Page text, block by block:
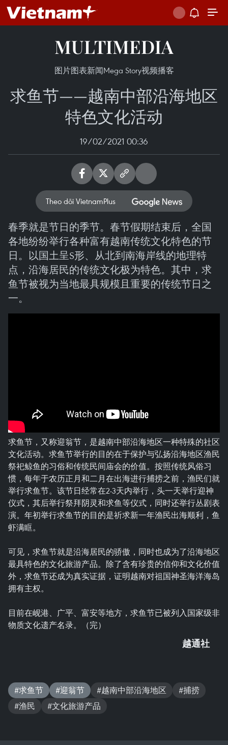
MULTIMEDIA
图片图表新闻Mega Story视频播客
求鱼节——越南中部沿海地区
特色文化活动
19/02/2021 00:36
Theo dõi VietnamPlus
春季就是节日的季节。春节假期结束后，全国
各地纷纷举行各种富有越南传统文化特色的节
日。以国土呈S形、从北到南海岸线的地理特
点，沿海居民的传统文化极为特色。其中，求
鱼节被视为当地最具规模且重要的传统节日之
一。
求鱼节，又称迎翁节，是越南中部沿海地区一种特殊的社区
文化活动。求鱼节举行的目的在于保护与弘扬沿海地区渔民
祭祀鲸鱼的习俗和传统民间庙会的价值。按照传统风俗习
惯，每年于农历正月和二月在出海进行捕捞之前，渔民们就
举行求鱼节。该节日经常在2-3天内举行，头一天举行迎神
仪式，其后举行祭拜阴灵和求鱼等仪式，同时还举行丛剧表
演。年初举行求鱼节的目的是祈求新一年渔民出海顺利，鱼
虾满眶。
可见，求鱼节就是沿海居民的骄傲，同时也成为了沿海地区
最具特色的文化旅游产品。除了含有珍贵的信仰和文化价值
外，求鱼节还成为真实证据，证明越南对祖国神圣海洋海岛
拥有主权。
目前在岘港、广平、富安等地方，求鱼节已被列入国家级非
物质文化遗产名录。（完）
越通社
#求鱼节 #迎翁节 #越南中部沿海地区
#捕捞
#渔民
#文化旅游产品